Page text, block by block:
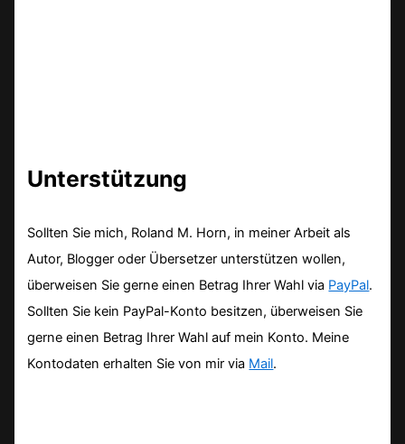
Unterstützung
Sollten Sie mich, Roland M. Horn, in meiner Arbeit als
Autor, Blogger oder Übersetzer unterstützen wollen,
überweisen Sie gerne einen Betrag Ihrer Wahl via PayPal.
Sollten Sie kein PayPal-Konto besitzen, überweisen Sie
gerne einen Betrag Ihrer Wahl auf mein Konto. Meine
Kontodaten erhalten Sie von mir via Mail.